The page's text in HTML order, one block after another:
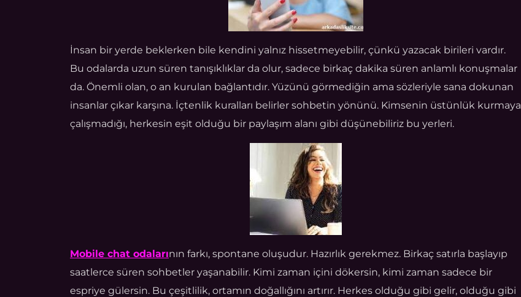
İnsan bir yerde beklerken bile kendini yalnız hissetmeyebilir, çünkü yazacak birileri vardır.
Bu odalarda uzun süren tanışıklıklar da olur, sadece birkaç dakika süren anlamlı konuşmalar
da. Önemli olan, o an kurulan bağlantıdır. Yüzünü görmediğin ama sözleriyle sana dokunan
insanlar çıkar karşına. İçtenlik kuralları belirler sohbetin yönünü. Kimsenin üstünlük kurmaya
çalışmadığı, herkesin eşit olduğu bir paylaşım alanı gibi düşünebiliriz bu yerleri.
Mobile chat odalarının farkı, spontane oluşudur. Hazırlık gerekmez. Birkaç satırla başlayıp
saatlerce süren sohbetler yaşanabilir. Kimi zaman içini dökersin, kimi zaman sadece bir
espriye gülersin. Bu çeşitlilik, ortamın doğallığını artırır. Herkes olduğu gibi gelir, olduğu gibi